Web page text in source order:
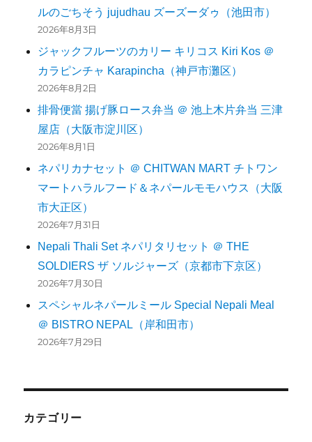
ルのごちそう jujudhau ズーズーダゥ（池田市）
2026年8月3日
ジャックフルーツのカリー キリコス Kiri Kos ＠
カラピンチャ Karapincha（神戸市灘区）
2026年8月2日
排骨便當 揚げ豚ロース弁当 ＠ 池上木片弁当 三津
屋店（大阪市淀川区）
2026年8月1日
ネパリカナセット ＠ CHITWAN MART チトワン
マートハラルフード＆ネパールモモハウス（大阪
市大正区）
2026年7月31日
Nepali Thali Set ネパリタリセット ＠ THE
SOLDIERS ザ ソルジャーズ（京都市下京区）
2026年7月30日
スペシャルネパールミール Special Nepali Meal
＠ BISTRO NEPAL（岸和田市）
2026年7月29日
カテゴリー